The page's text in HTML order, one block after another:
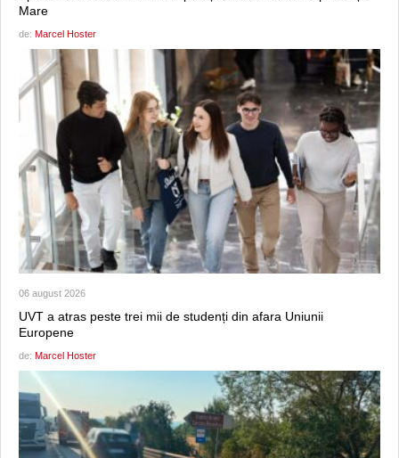
Mare
de: Marcel Hoster
06 august 2026
UVT a atras peste trei mii de studenți din afara Uniunii
Europene
de: Marcel Hoster